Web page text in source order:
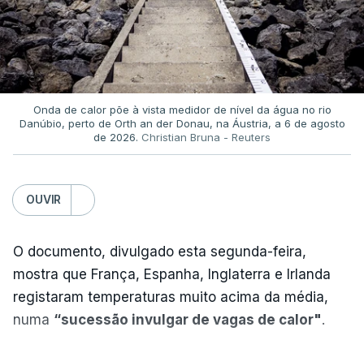
Onda de calor põe à vista medidor de nível da água no rio
Danúbio, perto de Orth an der Donau, na Áustria, a 6 de agosto
de 2026. Christian Bruna - Reuters
OUVIR
O documento, divulgado esta segunda-feira,
mostra que França, Espanha, Inglaterra e Irlanda
registaram temperaturas muito acima da média,
numa “sucessão invulgar de vagas de calor".